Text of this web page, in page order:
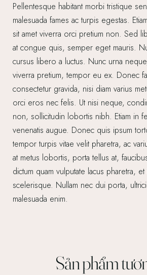
Pellentesque habitant morbi tristique
malesuada fames ac turpis egestas.
sit amet viverra orci pretium non. Sed
at congue quis, semper eget mauris.
cursus libero a luctus. Nunc urna
viverra pretium, tempor eu ex. Donec
consectetur gravida, nisi diam varius
orci eros nec felis. Ut nisi neque,
non, sollicitudin lobortis nibh. Etiam in
venenatis augue. Donec quis ipsum
tempor turpis vitae velit pharetra, ac
at metus lobortis, porta tellus at,
dictum quam vulputate lacus pharetra,
scelerisque. Nullam nec dui porta,
malesuada enim.
Sản phẩm